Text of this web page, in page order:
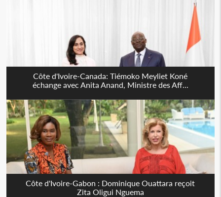
Côte d'Ivoire-Canada: Tiémoko Meyliet Koné
échange avec Anita Anand, Ministre des Aff...
Côte d'Ivoire-Gabon : Dominique Ouattara reçoit
Zita Oligui Nguema